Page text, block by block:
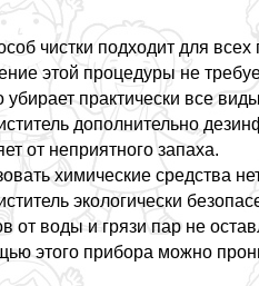
чистки подходит для всех
этой процедуры не
убирает пpaктически все
дополнительно
от неприятного запаха.
химические средства
экологически
от воды и грязи пар не
этого прибора можно